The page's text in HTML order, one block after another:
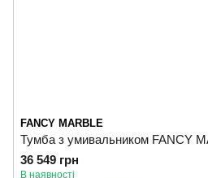
FANCY MARBLE
Тумба з умивальником FANCY
36 549 грн
В наявності